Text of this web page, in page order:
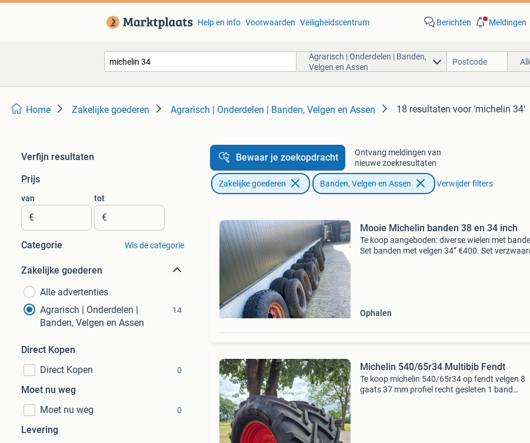
Help en info Voorwaarden Veiligheidscentrum Berichten Meldingen
Agrarisch | Onderdelen | Banden,
Velgen en Assen
Home Zakelijke goederen Agrarisch | Onderdelen | Banden, Velgen en Assen 18 resultaten voor 'michelin 34'
Verfijn resultaten
Prijs
van
€
tot
€
Categorie Wis de categorie
Zakelijke goederen
Alle advertenties
Agrarisch | Onderdelen |
Banden, Velgen en Assen
14
Direct Kopen
Direct Kopen
0
Moet nu weg
Moet nu weg
0
Levering
Bewaar je zoekopdracht
Ontvang meldingen van
nieuwe zoekresultaten
Zakelijke goederen Banden, Velgen en Assen Verwijder filters
Mooie Michelin banden 38 en 34 inch
Te koop aangeboden: diverse wielen met
Set banden met velgen 34” €400. Set
Ophalen
Michelin 540/65r34 Multibib Fendt
Te koop michelin 540/65r34 op fendt velgen 8
gaats 37 mm profiel recht gesleten 1 band